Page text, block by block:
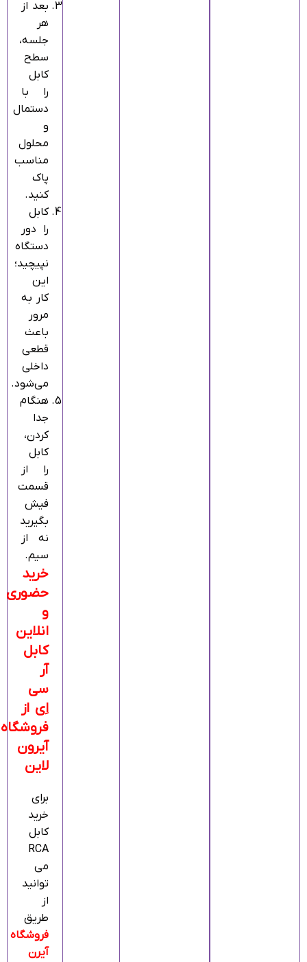
بعد از
هر
جلسه،
سطح
کابل
را با
دستمال
و
محلول
مناسب
پاک
کنید.
کابل
را دور
دستگاه
نپیچید؛
این
کار به
مرور
باعث
قطعی
داخلی
می‌شود.
هنگام
جدا
کردن،
کابل
را از
قسمت
فیش
بگیرید
نه از
سیم.
خرید
حضوری
و
انلاین
کابل
آر
سی
اِی از
فروشگاه
آیرون
لاین
برای
خرید
کابل
RCA
می‌
توانید
از
طریق
فروشگاه
آیرن